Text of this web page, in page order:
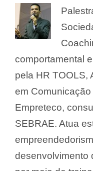
comportamental
pela HR TOOLS,
em
Empreteco,
SEBRAE. Atua
desenvolvimento